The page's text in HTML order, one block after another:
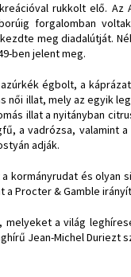
rukkolt elő. Az
forgalomban
meg diadalútját.
ben jelent meg.
égbolt, a
női illat, mely az egyik
illat a nyitányban
a vadrózsa, valamint
adják.
kormányrudat és olyan
Procter & Gamble
a világ
Jean-Michel Duriezt